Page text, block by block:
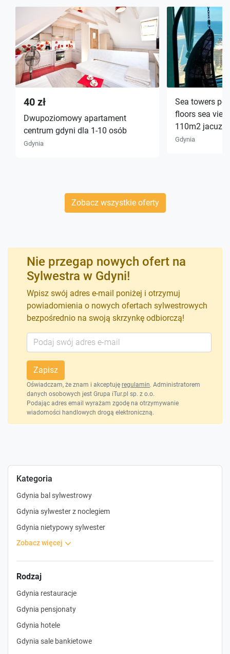
Kategoria
Gdynia bal sylwestrowy
Gdynia sylwester z noclegiem
Gdynia nietypowy sylwester
zobacz więcej
Rodzaj
Gdynia restauracje
Gdynia pensjonaty
Gdynia hotele
Gdynia sale bankietowe
40 zł
Dwupoziomowy apartament
centrum gdyni dla 1-10 osób
Gdynia
Sea towers
floors sea
110m2 jacuzzi
Gdynia
Zobacz wszystkie oferty
Nie przegap nowych ofert na
Sylwestra w Gdyni!
Wpisz swój adres e-mail poniżej i otrzymuj
powiadomienia o nowych ofertach sylwestrowych
bezpośrednio na swoją skrzynkę odbiorczą!
Zapisz
Oświadczam, że znam i akceptuję regulamin. Administratorem
danych osobowych jest Grupa iTur.pl sp. z o.o.
Podając adres email wyrażam zgodę na otrzymywanie
wiadomości handlowych drogą elektroniczną.